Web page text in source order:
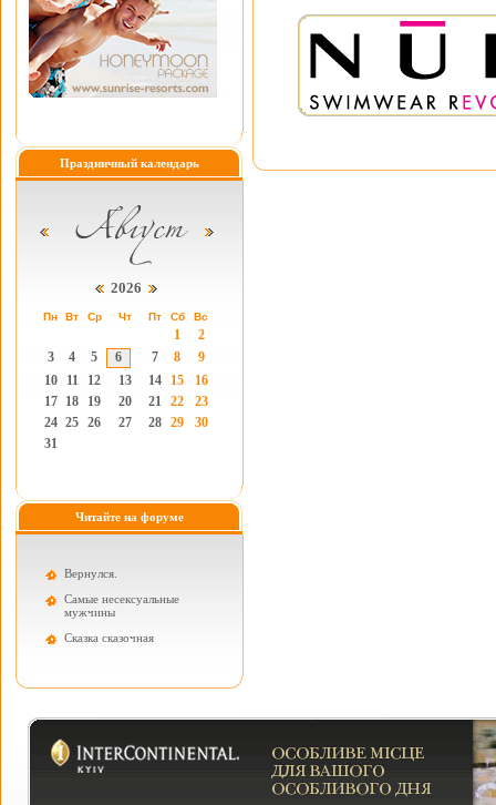
Праздничный календарь
2026
Пн Вт Ср Чт Пт Сб Вс
1
2
3
4 5 6 7 8
9
10
11 12 13 14 15
16
17
18 19 20 21 22
23
24 25 26 27 28 29
30
31
Читайте на форуме
Вернулся.
Самые несексуальные
мужчины
Cказка сказочная